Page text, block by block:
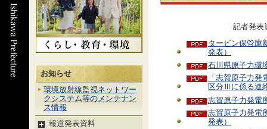
お知らせ
環境放射線監視ネットワー
クシステム等のメンテナン
ス情報
報道発表資料
記者発表
タービン保管庫
発表）
石川県原子力環
「志賀原子力
区分Ⅲに係る連
志賀原子力発電
志賀原子力発電
発表）